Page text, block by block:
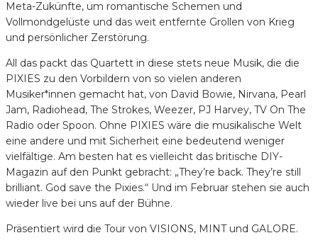
Meta-Zukünfte, um romantische Schemen und
Vollmondgelüste und das weit entfernte Grollen von Krieg
und persönlicher Zerstörung.
All das packt das Quartett in diese stets neue Musik, die die
PIXIES zu den Vorbildern von so vielen anderen
Musiker*innen gemacht hat, von David Bowie, Nirvana, Pearl
Jam, Radiohead, The Strokes, Weezer, PJ Harvey, TV On The
Radio oder Spoon. Ohne PIXIES wäre die musikalische Welt
eine andere und mit Sicherheit eine bedeutend weniger
vielfältige. Am besten hat es vielleicht das britische DIY-
Magazin auf den Punkt gebracht: „They’re back. They’re still
brilliant. God save the Pixies.“ Und im Februar stehen sie auch
wieder live bei uns auf der Bühne.
Präsentiert wird die Tour von VISIONS, MINT und GALORE.